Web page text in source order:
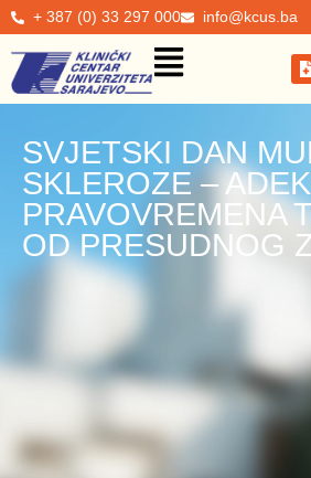
+ 387 (0) 33 297 000 info@kcus.ba
SVJETSKI DAN
SKLEROZE –
PRAVOVREMENA
OD PRESUDNOG